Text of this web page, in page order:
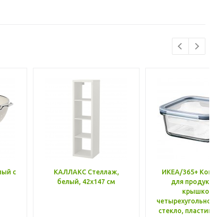
с
КАЛЛАКС Стеллаж,
белый, 42x147 см
ИКЕА/365+
для
крышкой,
стекло, пластик